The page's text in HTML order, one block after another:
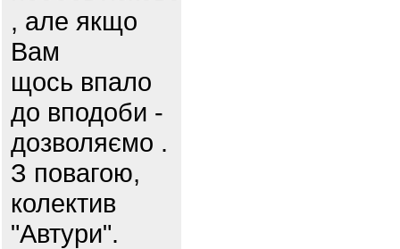
, але якщо
Вам
щось впало
до вподоби -
дозволяємо .
З повагою,
колектив
"Автури".